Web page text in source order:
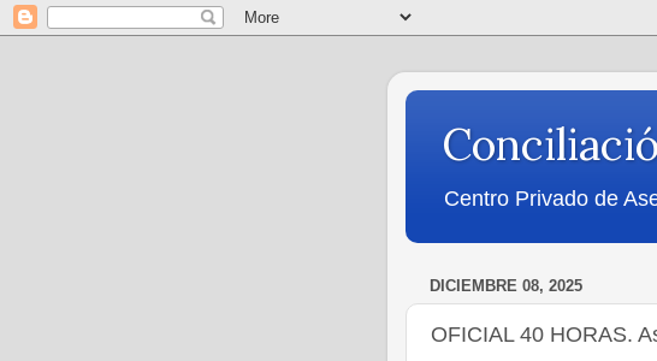
Centro Privado de
DICIEMBRE 08, 2025
OFICIAL 40 HORAS.